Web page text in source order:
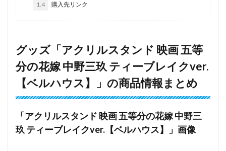
1.4 購入先リンク
グッズ「アクリルスタンド 映画 五等
分の花嫁 中野三玖 ティーブレイクver.
【ベルハウス】」の商品情報まとめ
「アクリルスタンド 映画 五等分の花嫁 中野三
玖 ティーブレイクver.【ベルハウス】」画像